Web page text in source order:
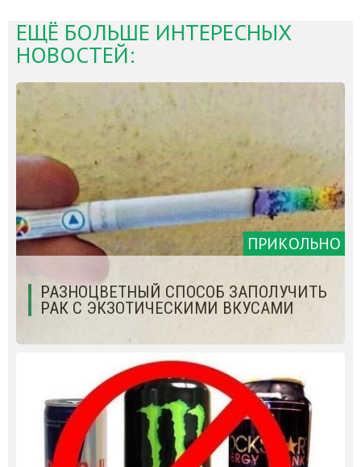
ЕЩЁ БОЛЬШЕ ИНТЕРЕСНЫХ
НОВОСТЕЙ:
ПРИКОЛЬНО
РАЗНОЦВЕТНЫЙ СПОСОБ ЗАПОЛУЧИТЬ
РАК С ЭКЗОТИЧЕСКИМИ ВКУСАМИ